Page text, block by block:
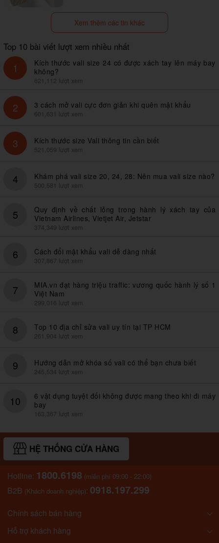
Xem thêm các tin khác
Top 10 bài viết lượt xem nhiều nhất
1
Kích thước vali size 24 có được xách tay lên máy bay
không?
621,112 lượt xem
2 3 cách mở vali cực đơn giản khi quên mật khẩu
601,631 lượt xem
3 Kích thước size Vali thông tin cần biết
521,059 lượt xem
4 Khám phá vali size 20, 24, 28: Nên mua vali size nào?
500,581 lượt xem
5
Quy định về chất lỏng trong hành lý xách tay của
Vietnam Airlines, Vietjet Air, Jetstar
374,349 lượt xem
6 Cách đổi mật khẩu vali dễ dàng nhất
307,867 lượt xem
7
MIA.vn đạt hàng triệu traffic: vương quốc hành lý số 1
Việt Nam
299,016 lượt xem
8 Top 10 địa chỉ sửa vali uy tín tại TP HCM
261,904 lượt xem
9 Hướng dẫn mở khóa số vali có thể bạn chưa biết
245,534 lượt xem
10
6 vật dụng tuyệt đối không được mang theo khi đi máy
bay
163,367 lượt xem
HỆ THỐNG CỬA HÀNG
Hotline: 1800.6198 (miễn phí 09:00 - 22:00)
B2B (Khách doanh nghiệp): 0918.197.299
Chính sách bán hàng
Hỗ trợ khách hàng